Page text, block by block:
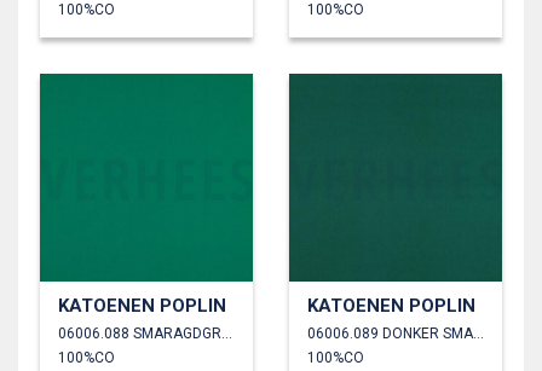
100%CO
100%CO
KATOENEN POPLIN
06006.088 SMARAGDGROEN
100%CO
KATOENEN POPLIN
06006.089 DONKER SMARAGD
100%CO